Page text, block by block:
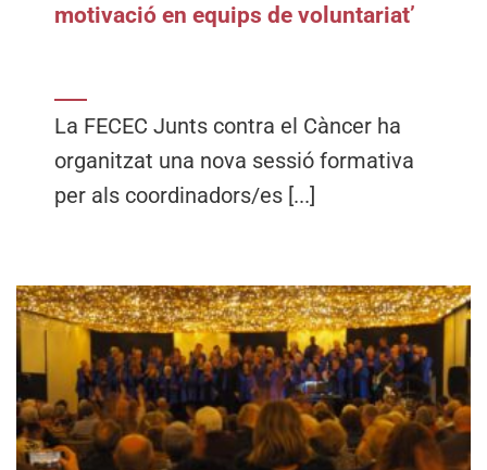
motivació en equips de voluntariat’
La FECEC Junts contra el Càncer ha
organitzat una nova sessió formativa
per als coordinadors/es [...]